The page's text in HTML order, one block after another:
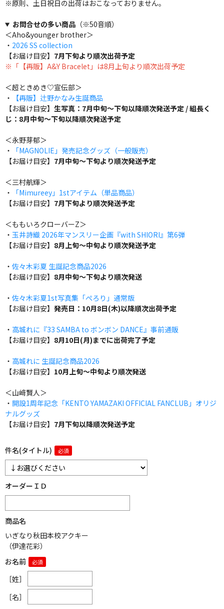
※原則、土日祝日の出荷はおこなっておりません。
お問合せの多い商品（※50音順）
＜Aho&younger brother＞
・ 2026 SS collection
【お届け目安】 7月下旬より順次出荷予定
※「【再販】A&Y Bracelet」は8月上旬より順次出荷予定
＜超ときめき♡宣伝部＞
・
【再販】辻野かなみ生誕商品
【お届け目安】 生写真：7月中旬～下旬以降順次発送予定 / 組長く
じ：8月中旬～下旬以降順次発送予定
＜永野芽郁＞
・
「MAGNOLIE」発売記念グッズ（一般販売）
【お届け目安】 7月中旬～下旬より順次発送予定
＜三村航輝＞
・
「Mimureey」1stアイテム（単品商品）
【お届け目安】 7月下旬より順次発送予定
＜ももいろクローバーZ＞
・ 玉井詩織 2026年マンスリー企画『with SHIORI』第6弾
【お届け目安】 8月上旬～中旬より順次発送予定
・ 佐々木彩夏 生誕記念商品2026
【お届け目安】 8月中旬～下旬より順次発送
・ 佐々木彩夏1st写真集「ぺろり」通常版
【お届け目安】 発売日：10月8日(木)以降順次出荷予定
・ 高城れに『33 SAMBA to ボンボン DANCE』事前通販
【お届け目安】 8月10日(月)までに出荷完了予定
・ 高城れに 生誕記念商品2026
【お届け目安】 10月上旬～中旬より順次発送
＜山﨑賢人＞
・ 開設1周年記念「KENTO YAMAZAKI OFFICIAL FANCLUB」オリジ
ナルグッズ
【お届け目安】 7月下旬以降順次発送予定
件名(タイトル)
オーダーＩＤ
商品名
いぎなり秋田本校アクキー
（伊達花彩）
お名前
［姓］
［名］